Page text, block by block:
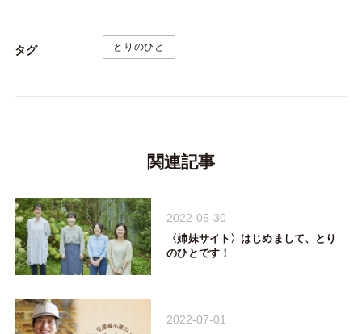
タグ とりのひと
関連記事
2022-05-30
〈姉妹サイト〉はじめまして、とり
のひとです！
2022-07-01